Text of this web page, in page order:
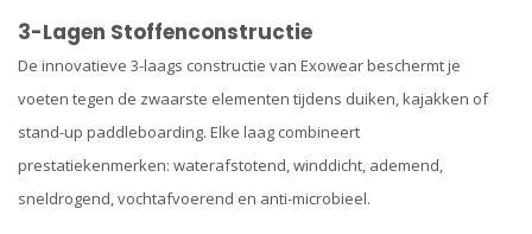
3-Lagen Stoffenconstructie
De innovatieve 3-laags constructie van Exowear beschermt je
voeten tegen de zwaarste elementen tijdens duiken, kajakken of
stand-up paddleboarding. Elke laag combineert
prestatiekenmerken: waterafstotend, winddicht, ademend,
sneldrogend, vochtafvoerend en anti-microbieel.